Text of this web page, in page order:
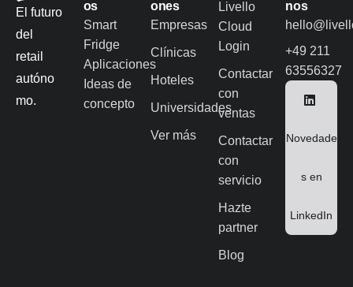
El futuro
del
retail
autóno
mo.
os
Smart
Fridge
Aplicaciones
Ideas de
concepto
ones
Empresas
Clínicas
Hoteles
Universidades
Ver más
Livello
Cloud
Login
Contactar
con
ventas
Contactar
con
servicio
Hazte
partner
Blog
nos
+49 211
63556327
Novedade
s en
LinkedIn